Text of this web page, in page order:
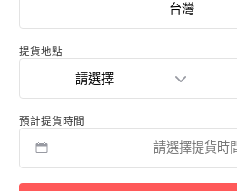
台灣
提貨地點
請選擇
預計提貨時間